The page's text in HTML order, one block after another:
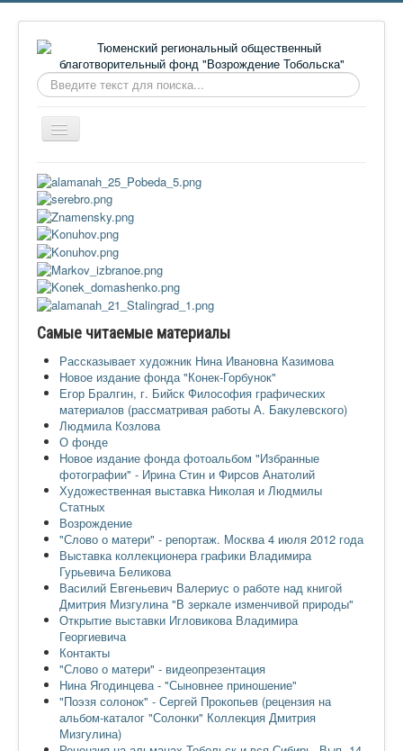
Искать...
Включить/
выключить
Главная
О фонде
Онлайн библиотека
Видеоматериалы
Контакты
Сайт проекта Достоевский
Ермаковополе.рф
Самые читаемые материалы
Рассказывает художник Нина Ивановна Казимова
Новое издание фонда "Конек-Горбунок"
Егор Бралгин, г. Бийск Философия графических
материалов (рассматривая работы А. Бакулевского)
Людмила Козлова
О фонде
Новое издание фонда фотоальбом "Избранные
фотографии" - Ирина Стин и Фирсов Анатолий
Художественная выставка Николая и Людмилы
Статных
Возрождение
"Слово о матери" - репортаж. Москва 4 июля 2012 года
Выставка коллекционера графики Владимира
Гурьевича Беликова
Василий Евгеньевич Валериус о работе над книгой
Дмитрия Мизгулина "В зеркале изменчивой природы"
Открытие выставки Игловикова Владимира
Георгиевича
Контакты
"Слово о матери" - видеопрезентация
Нина Ягодинцева - "Сыновнее приношение"
"Поэзя солонок" - Сергей Прокопьев (рецензия на
альбом-каталог "Солонки" Коллекция Дмитрия
Мизгулина)